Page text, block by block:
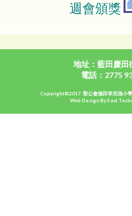
週會頒獎
地址：藍田慶田
電話：2775
Copyright©2017. 聖公會德田李兆強小
Web Design By East